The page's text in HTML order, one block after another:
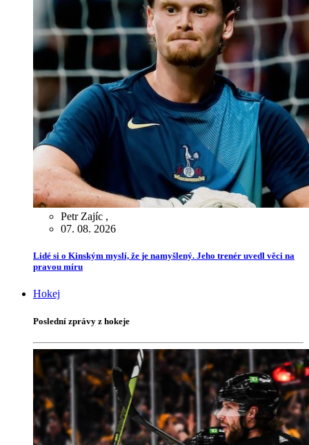
Petr Zajíc ,
07. 08. 2026
Lidé si o Kinským myslí, že je namyšlený. Jeho trenér uvedl věci na
pravou míru
Hokej
Poslední zprávy z hokeje